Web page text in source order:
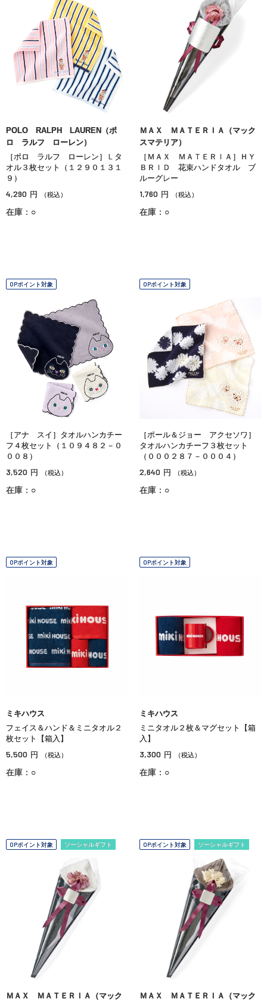
POLO RALPH LAUREN（ポ
ロ ラルフ ローレン）
［ポロ ラルフ ローレン］Ｌタ
オル３枚セット（１２９０１３１
９）
4,290 円 （税込）
在庫：○
ＭＡＸ ＭＡＴＥＲＩＡ（マック
スマテリア）
［ＭＡＸ ＭＡＴＥＲＩＡ］ＨＹ
ＢＲＩＤ 花束ハンドタオル ブ
ルーグレー
1,760 円 （税込）
在庫：○
OPポイント対象
［アナ スイ］タオルハンカチー
フ４枚セット（１０９４８２－０
００８）
3,520 円 （税込）
在庫：○
OPポイント対象
［ポール＆ジョー アクセソワ］
タオルハンカチーフ３枚セット
（０００２８７－０００４）
2,640 円 （税込）
在庫：○
OPポイント対象
ミキハウス
フェイス＆ハンド＆ミニタオル２
枚セット【箱入】
5,500 円 （税込）
在庫：○
OPポイント対象
ミキハウス
ミニタオル２枚＆マグセット【箱
入】
3,300 円 （税込）
在庫：○
OPポイント対象 ソーシャルギフト
ＭＡＸ ＭＡＴＥＲＩＡ（マック
OPポイント対象 ソーシャルギフト
ＭＡＸ ＭＡＴＥＲＩＡ（マック